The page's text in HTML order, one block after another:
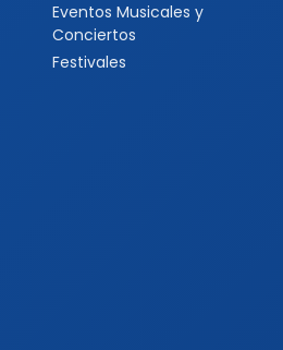
Eventos Musicales y
Conciertos
Festivales